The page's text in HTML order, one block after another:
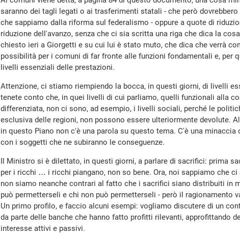
saranno dei tagli legati o ai trasferimenti statali - che però
che sappiamo dalla riforma sul federalismo - oppure a quote di
riduzione dell'avanzo, senza che ci sia scritta una riga che dica la
chiesto ieri a Giorgetti e su cui lui è stato muto, che dica che verrà
possibilità per i comuni di far fronte alle funzioni fondamentali e, per
livelli essenziali delle prestazioni.
Attenzione, ci stiamo riempiendo la bocca, in questi giorni, di livelli
tenete conto che, in quei livelli di cui parliamo, quelli funzionali alla
differenziata, non ci sono, ad esempio, i livelli sociali, perché le
esclusiva delle regioni, non possono essere ulteriormente devolute.
in questo Piano non c'è una parola su questo tema. C'è una
con i soggetti che ne subiranno le conseguenze.
Il Ministro si è dilettato, in questi giorni, a parlare di sacrifici: prima
per i ricchi … i ricchi piangano, non so bene. Ora, noi sappiamo che
non siamo neanche contrari al fatto che i sacrifici siano distribuiti in
può permetterseli e chi non può permetterseli - però il ragionamento
Un primo profilo, e faccio alcuni esempi: vogliamo discutere di un
da parte delle banche che hanno fatto profitti rilevanti, approfittando
interesse attivi e passivi.